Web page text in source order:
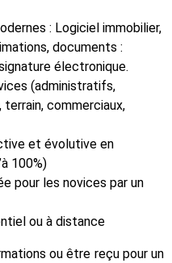
: Logiciel immobilier,
documents :
électronique.
(administratifs,
commerciaux,
et évolutive en
100%)
pour les novices par un
ou à distance
ou être reçu pour un